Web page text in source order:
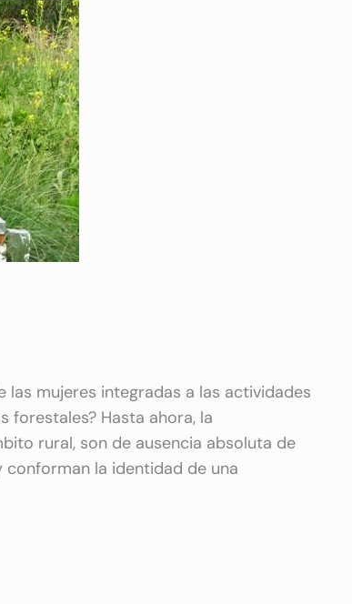
mujeres integradas a las actividades
forestales? Hasta ahora, la
rural, son de ausencia absoluta de
la identidad de una